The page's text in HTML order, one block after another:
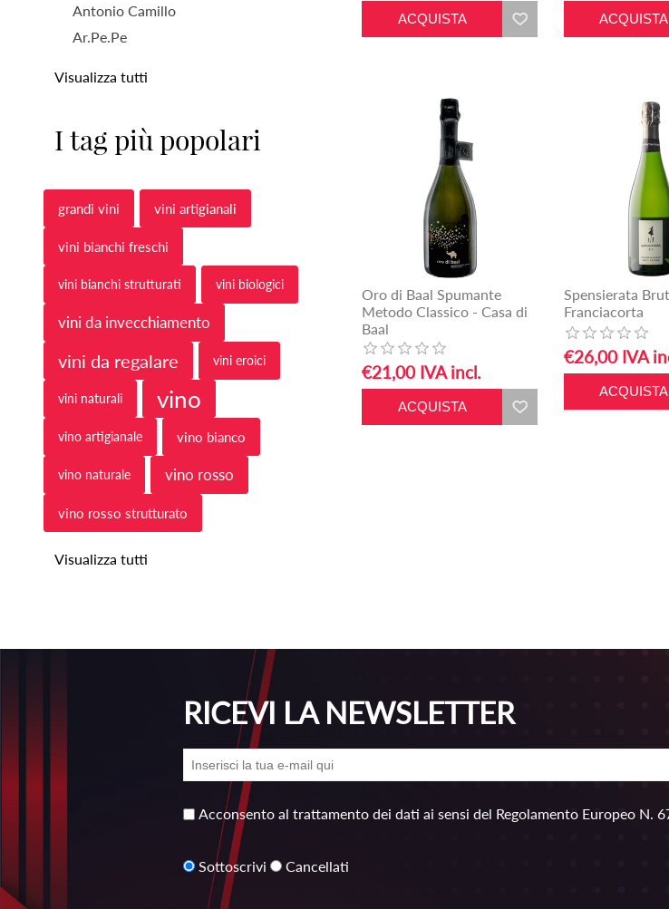
Antonio Camillo
Ar.Pe.Pe
Visualizza tutti
I tag più popolari
grandi vini vini artigianali
vini bianchi freschi
vini bianchi strutturati vini biologici
vini da invecchiamento
vini da regalare vini eroici
vini naturali vino
vino artigianale vino bianco
vino naturale vino rosso
vino rosso strutturato
Visualizza tutti
Oro di Baal Spumante
Metodo Classico - Casa di
Baal
€21,00 IVA incl.
Spensierata
Franciacorta
€26,00 IVA
RICEVI LA NEWSLETTER
Acconsento al trattamento dei dati ai sensi del Regolamento Europeo N.
Sottoscrivi Cancellati